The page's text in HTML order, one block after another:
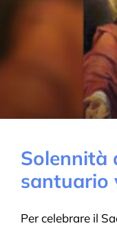
Solennità
santuario
Per celebrare il